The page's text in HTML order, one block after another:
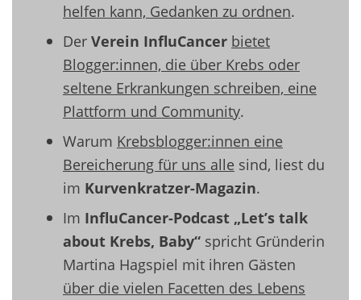
helfen kann, Gedanken zu ordnen.
Der Verein InfluCancer bietet
Blogger:innen, die über Krebs oder
seltene Erkrankungen schreiben, eine
Plattform und Community.
Warum Krebsblogger:innen eine
Bereicherung für uns alle sind, liest du
im Kurvenkratzer-Magazin.
Im InfluCancer-Podcast „Let’s talk
about Krebs, Baby“ spricht Gründerin
Martina Hagspiel mit ihren Gästen
über die vielen Facetten des Lebens